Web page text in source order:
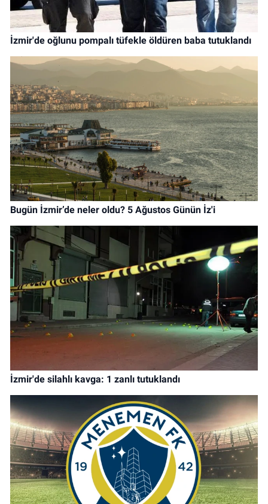
İzmir'de oğlunu pompalı tüfekle öldüren baba tutuklandı
Bugün İzmir’de neler oldu? 5 Ağustos Günün İz'i
İzmir'de silahlı kavga: 1 zanlı tutuklandı